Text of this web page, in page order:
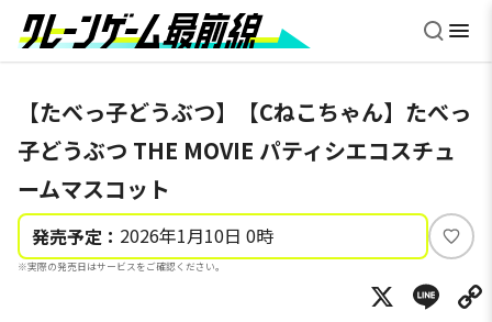
【たべっ子どうぶつ】【Cねこちゃん】たべっ
子どうぶつ THE MOVIE パティシエコスチュ
ームマスコット
発売予定： 2026年1月10日 0時
※実際の発売日はサービスをご確認ください。
い
ね
X